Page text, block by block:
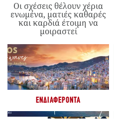
Οι σχέσεις θέλουν χέρια
ενωμένα, ματιές καθαρές
και καρδιά έτοιμη να
μοιραστεί
ΕΝΔΙΑΦΈΡΟΝΤΑ